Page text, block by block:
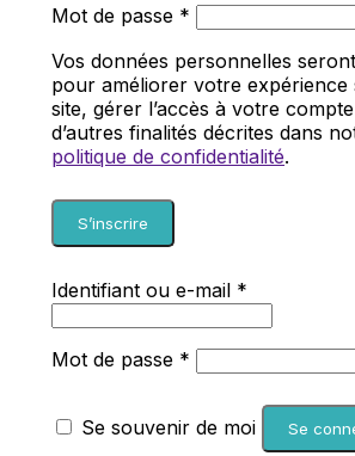
Mot de passe * Obligatoire
Vos données personnelles
pour améliorer votre expérience
site, gérer l’accès à votre
d’autres finalités décrites dans
politique de confidentialité.
S’inscrire
Identifiant ou e-mail *
Mot de passe * Obligatoire
Se souvenir de moi Se